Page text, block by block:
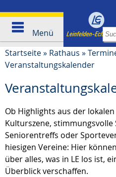
Menü
Startseite» Rathaus »
Veranstaltungskalender
Ob Highlights aus der lokalen
Kulturszene, stimmungsvolle
Seniorentreffs oder
hiesigen Vereine: Hier
über alles, was in LE los ist,
Überblick verschaffen.